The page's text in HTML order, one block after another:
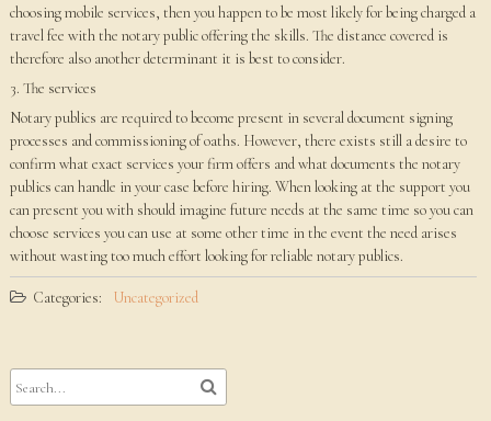
choosing mobile services, then you happen to be most likely for being charged a
travel fee with the notary public offering the skills. The distance covered is
therefore also another determinant it is best to consider.
3. The services
Notary publics are required to become present in several document signing
processes and commissioning of oaths. However, there exists still a desire to
confirm what exact services your firm offers and what documents the notary
publics can handle in your case before hiring. When looking at the support you
can present you with should imagine future needs at the same time so you can
choose services you can use at some other time in the event the need arises
without wasting too much effort looking for reliable notary publics.
Categories: Uncategorized